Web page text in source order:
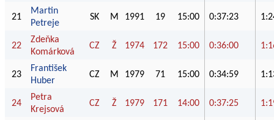
21
Martin
Petreje
SK M 1991 19 15:00 0:37:23
22
Zdeňka
Komárková
CZ Ž 1974 172 15:00 0:36:00
23
František
Huber
CZ M 1979 71 15:00 0:34:59
24
Petra
Krejsová
CZ Ž 1979 171 14:00 0:37:25